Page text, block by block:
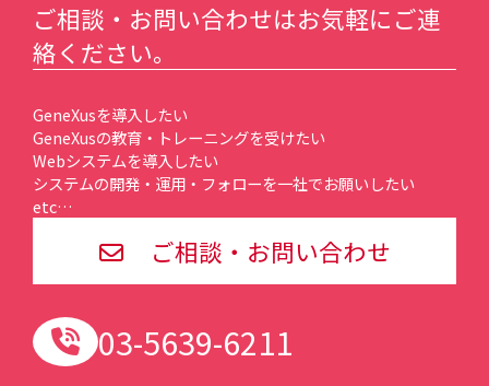
ご相談・お問い合わせはお気軽にご連
絡ください。
GeneXusを導入したい
GeneXusの教育・トレーニングを受けたい
Webシステムを導入したい
システムの開発・運用・フォローを一社でお願いしたい
etc…
ご相談・お問い合わせ
03-5639-6211